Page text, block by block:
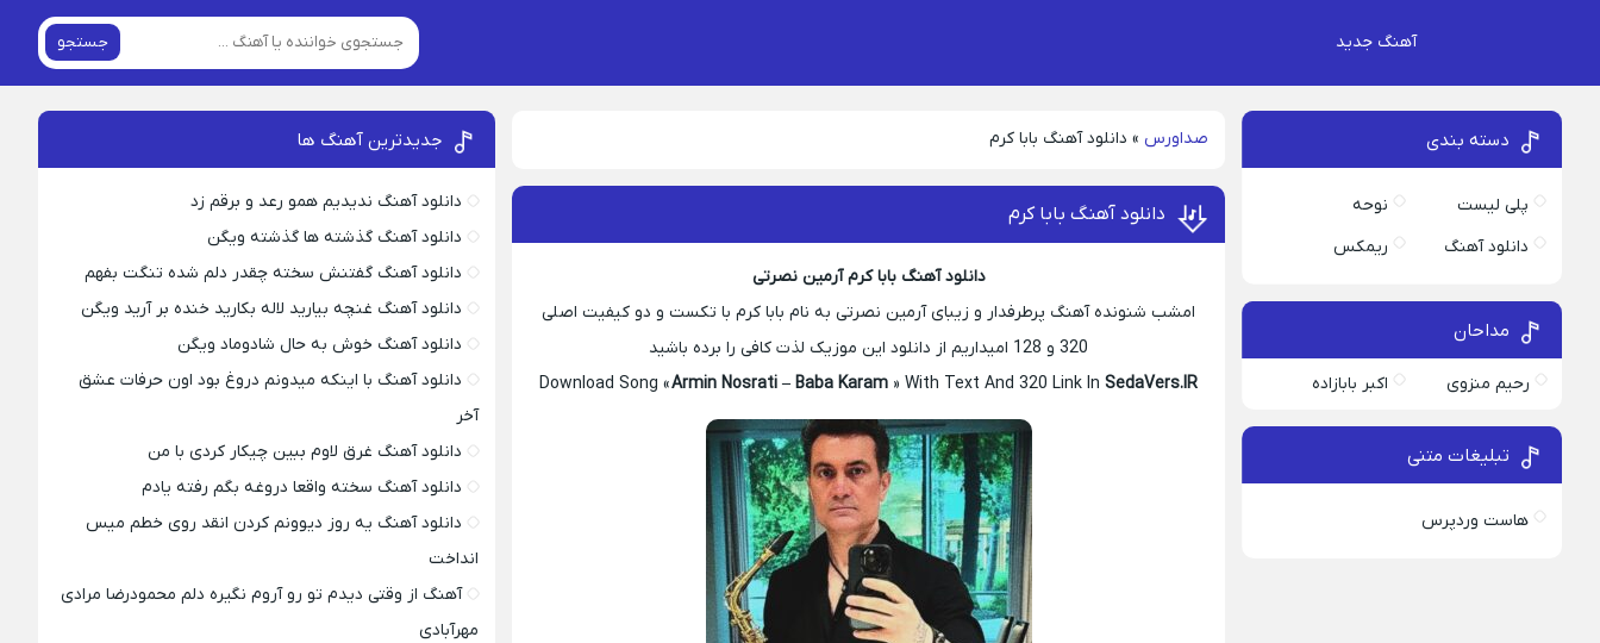
آهنگ جدید جستجو
صداورس » دانلود آهنگ بابا کرم
دانلود آهنگ بابا کرم
دانلود آهنگ بابا کرم آرمین نصرتی
امشب شنونده آهنگ پرطرفدار و زیبای آرمین نصرتی به نام بابا کرم با تکست و دو کیفیت اصلی
320 و 128 امیداریم از دانلود این موزیک لذت کافی را برده باشید
Download Song «Armin Nosrati – Baba Karam » With Text And 320 Link InSedaVers.IR
دسته بندی
پلی لیست
نوحه
دانلود آهنگ
ریمکس
مداحان
رحیم منزوی اکبر بابازاده
تبلیغات متنی
هاست وردپرس
جدیدترین آهنگ ها
دانلود آهنگ ندیدیم همو رعد و برقم زد
دانلود آهنگ گذشته ها گذشته ویگن
دانلود آهنگ گفتنش سخته چقدر دلم شده تنگت بفهم
دانلود آهنگ غنچه بیارید لاله بکارید خنده بر آرید ویگن
دانلود آهنگ خوش به حال شادوماد ویگن
دانلود آهنگ با اینکه میدونم دروغ بود اون حرفات عشق
آخر
دانلود آهنگ غرق لاوم ببین چیکار کردی با من
دانلود آهنگ سخته واقعا دروغه بگم رفته یادم
دانلود آهنگ یه روز دیوونم کردن انقد روی خطم میس
انداخت
آهنگ از وقتی دیدم تو رو آروم نگیره دلم محمودرضا مرادی
مهرآبادی